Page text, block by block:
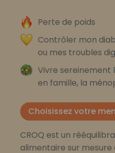
Perte de poids
Contrôler mon
ou mes troubles
Vivre sereinement
en famille, la
Choisissez votre
CROQ est un
alimentaire sur mesure